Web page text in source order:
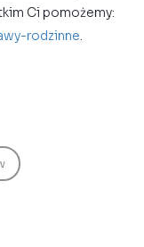
Ci pomożemy:
rodzinne.